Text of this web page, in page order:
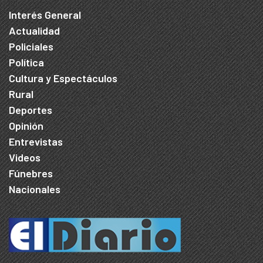
Interés General
Actualidad
Policiales
Política
Cultura y Espectáculos
Rural
Deportes
Opinión
Entrevistas
Videos
Fúnebres
Nacionales